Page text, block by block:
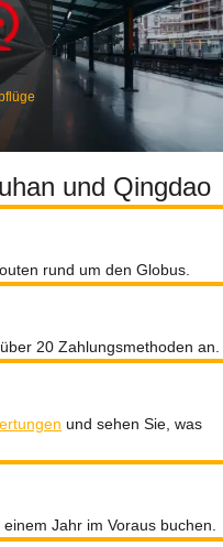
und Qingdao
rund um den Globus.
20 Zahlungsmethoden an.
und sehen Sie, was
Jahr im Voraus buchen.